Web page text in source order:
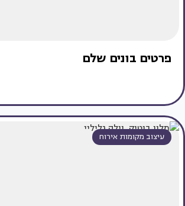
פרטים בונים שלם
עיצוב מקומות אירוח